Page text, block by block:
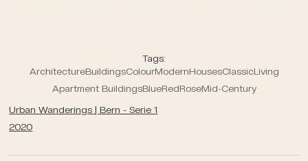
Tags:
ArchitectureBuildingsColourModernHousesClassicLiving
Apartment BuildingsBlueRedRoseMid-Century
Urban Wanderings | Bern - Serie 1
2020